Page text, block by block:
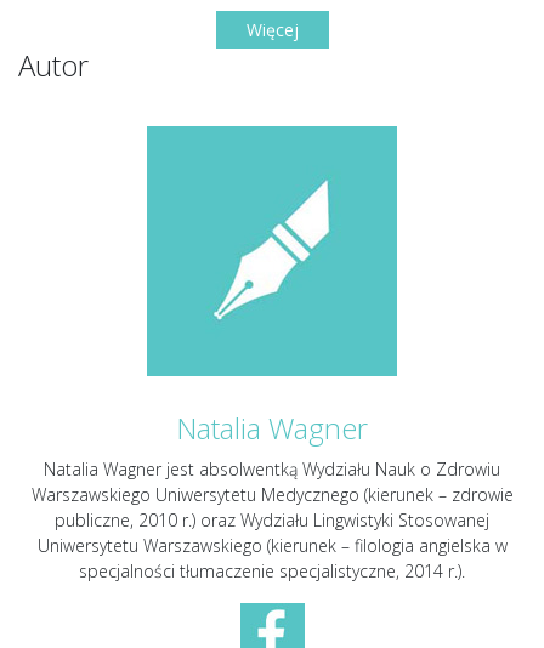
Więcej
Autor
Natalia Wagner
Natalia Wagner jest absolwentką Wydziału Nauk o Zdrowiu
Warszawskiego Uniwersytetu Medycznego (kierunek – zdrowie
publiczne, 2010 r.) oraz Wydziału Lingwistyki Stosowanej
Uniwersytetu Warszawskiego (kierunek – filologia angielska w
specjalności tłumaczenie specjalistyczne, 2014 r.).